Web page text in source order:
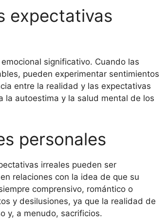
expectativas
significativo. Cuando las
pueden experimentar sentimientos
entre la realidad y las expectativas
la autoestima y la salud mental de los
personales
irreales pueden ser
relaciones con la idea de que su
comprensivo, romántico o
y desilusiones, ya que la realidad de
y, a menudo, sacrificios.